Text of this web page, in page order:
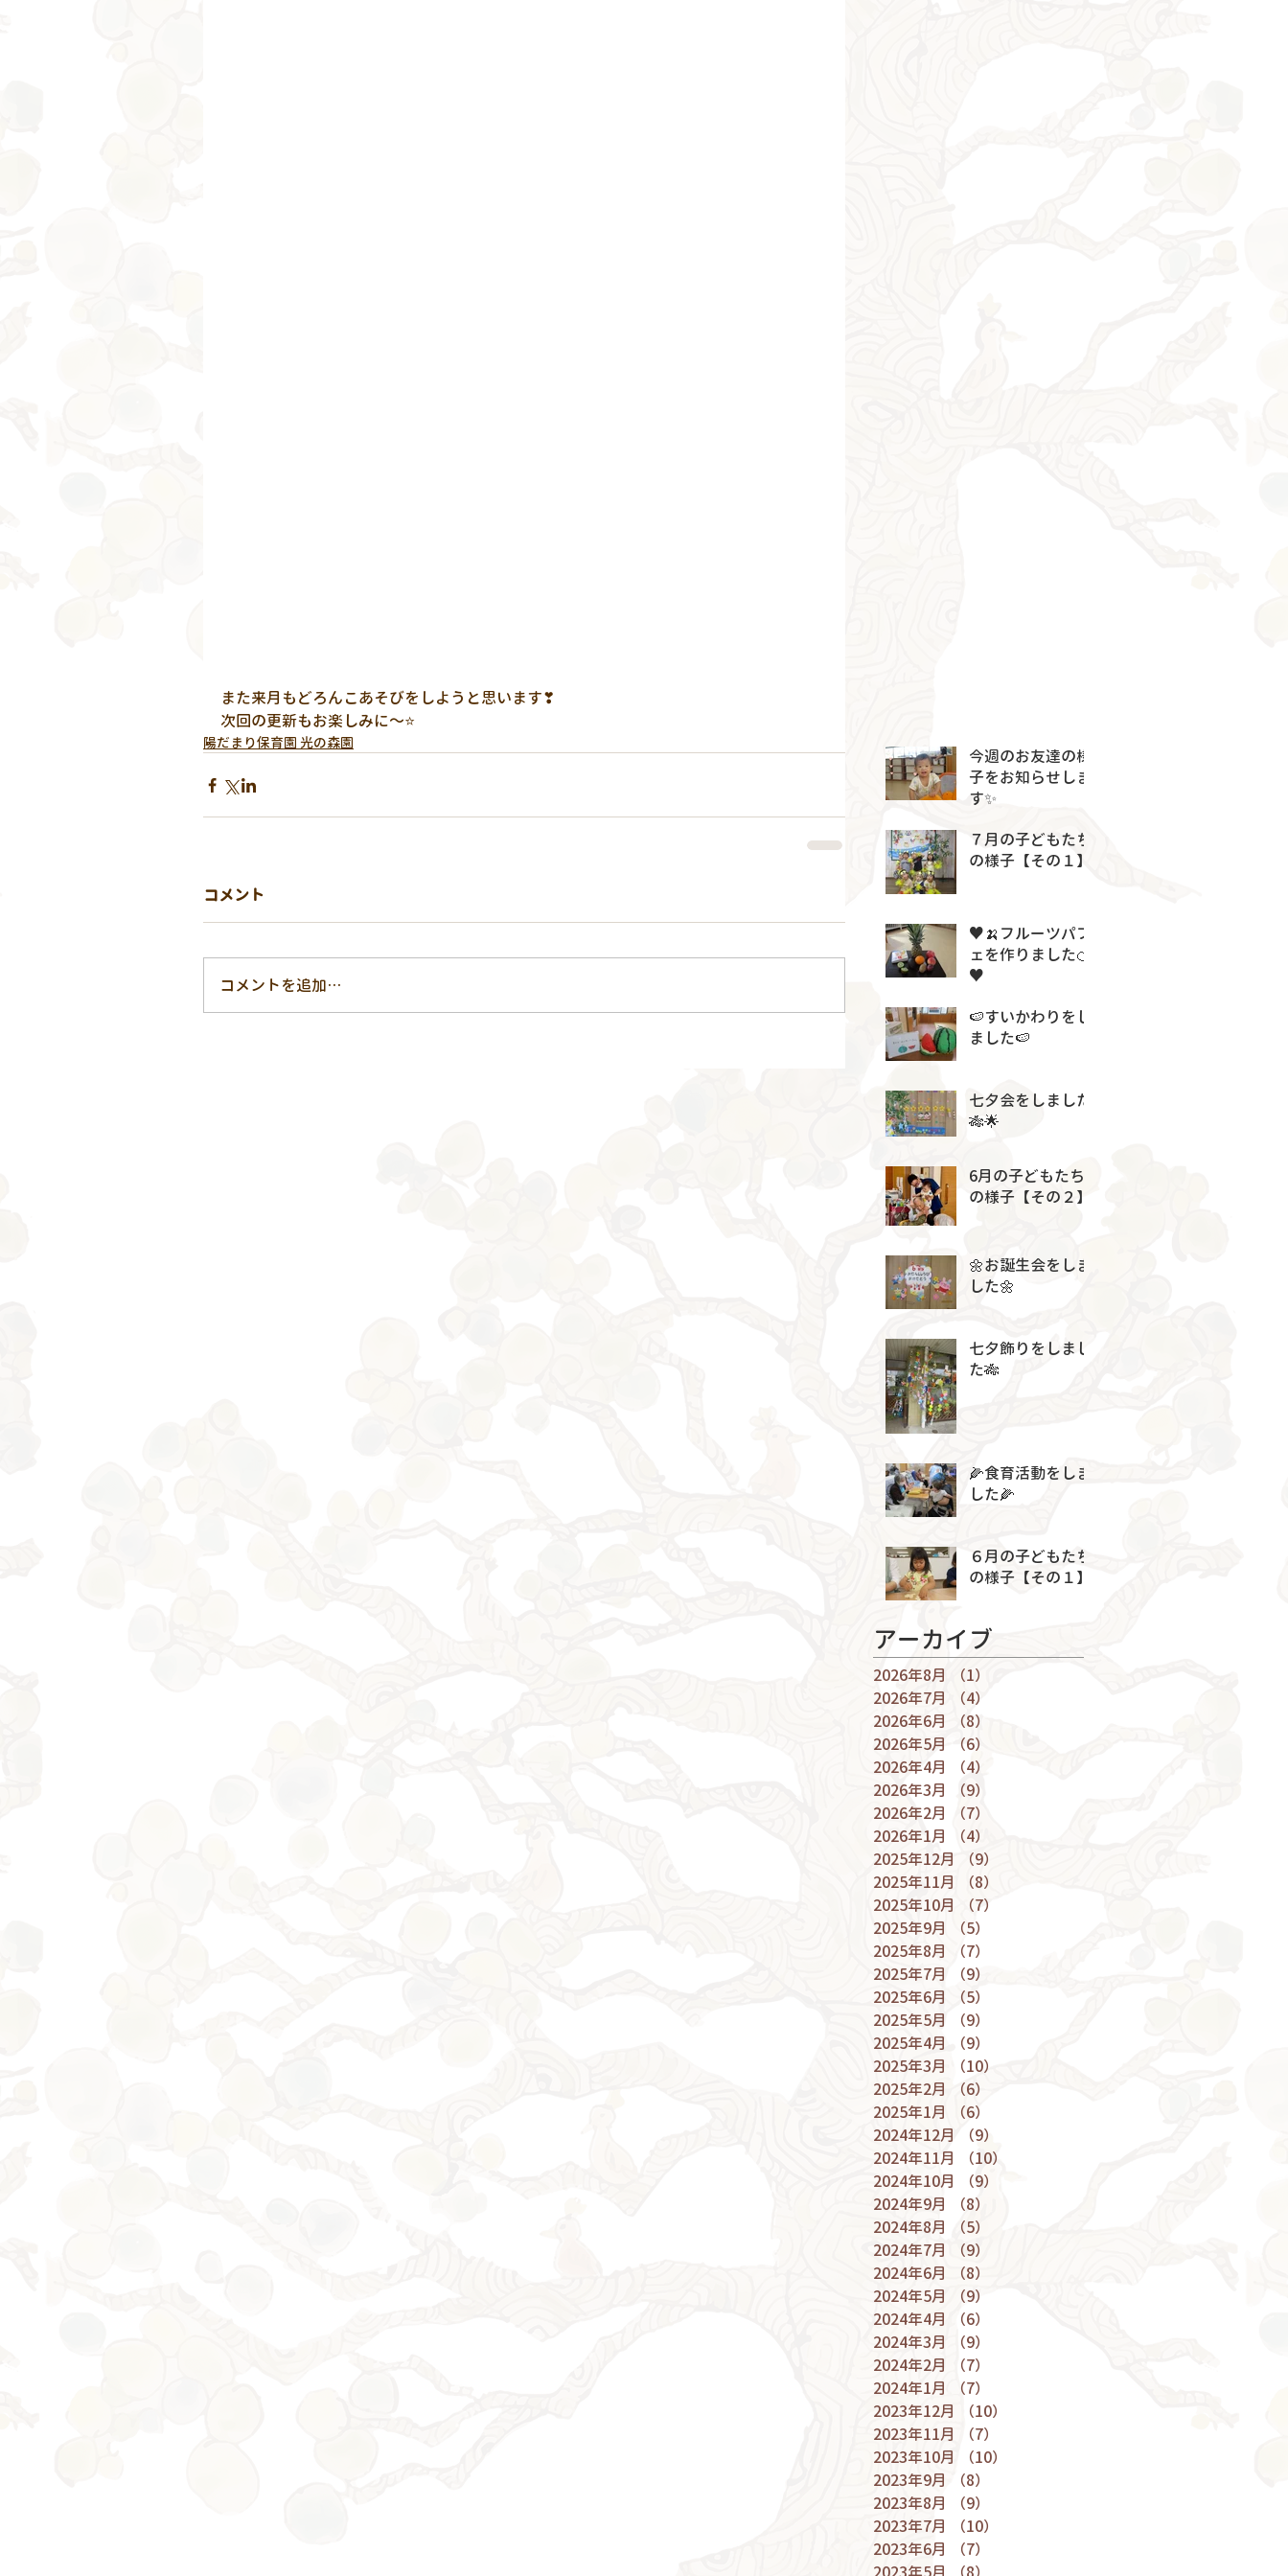
また来月もどろんこあそびをしようと思います❣
次回の更新もお楽しみに～⭐
陽だまり保育園 光の森園
コメント
コメントを追加…
今週のお友達の様
子をお知らせしま
す✨
７月の子どもたち
の様子【その１】
♥🍌フルーツパフ
ェを作りました🍊
♥
🍉すいかわりをし
ました🍉
七夕会をしました
🎋🌟
6月の子どもたち
の様子【その２】
🌼お誕生会をしま
した🌼
七夕飾りをしまし
た🎋
🌽食育活動をしま
した🌽
６月の子どもたち
の様子【その１】
アーカイブ
2026年8月 （1）
2026年7月
（4）
2026年6月
（8）
2026年5月
（6）
2026年4月
（4）
2026年3月
（9）
2026年2月
（7）
2026年1月
（4）
2025年12月
（9）
2025年11月
（8）
2025年10月
（7）
2025年9月
（5）
2025年8月
（7）
2025年7月
（9）
2025年6月
（5）
2025年5月
（9）
2025年4月
（9）
2025年3月
（10）
2025年2月
（6）
2025年1月
（6）
2024年12月
（9）
2024年11月
（10）
2024年10月
（9）
2024年9月
（8）
2024年8月
（5）
2024年7月
（9）
2024年6月
（8）
2024年5月
（9）
2024年4月
（6）
2024年3月
（9）
2024年2月
（7）
2024年1月
（7）
2023年12月
（10）
2023年11月
（7）
2023年10月
（10）
2023年9月
（8）
2023年8月
（9）
2023年7月
（10）
2023年6月
（7）